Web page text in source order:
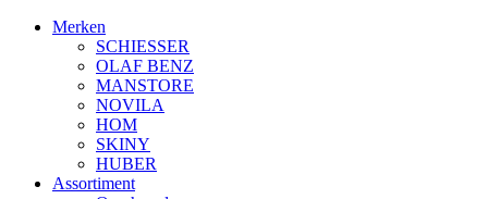
Merken
SCHIESSER
OLAF BENZ
MANSTORE
NOVILA
HOM
SKINY
HUBER
Assortiment